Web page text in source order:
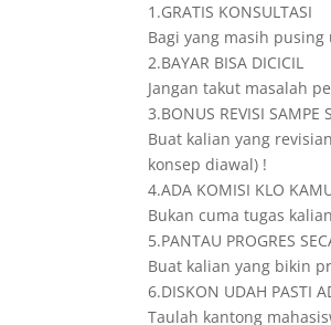
1.GRATIS KONSULTASI
Bagi yang masih
2.BAYAR BISA DICICIL
Jangan takut masalah
3.BONUS REVISI SAMPE
Buat kalian yang
konsep diawal) !
4.ADA KOMISI KLO
Bukan cuma tugas
5.PANTAU PROGRES
Buat kalian yang bikin
6.DISKON UDAH PASTI
Taulah kantong